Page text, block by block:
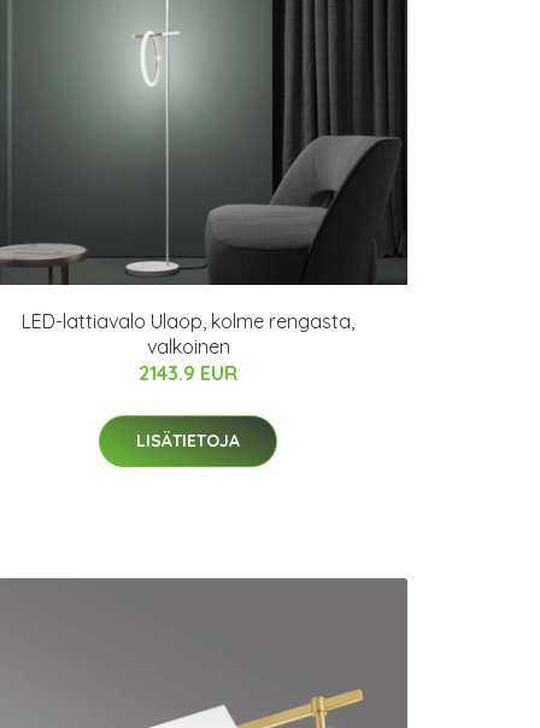
LED-lattiavalo Ulaop, kolme rengasta,
valkoinen
2143.9 EUR
LISÄTIETOJA